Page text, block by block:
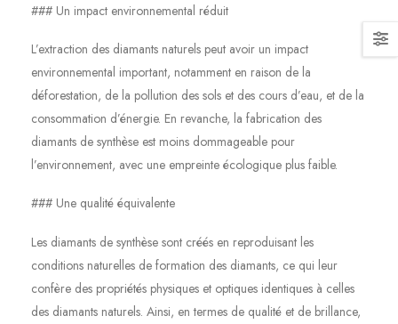
### Un impact environnemental réduit
L’extraction des diamants naturels peut avoir un impact
environnemental important, notamment en raison de la
déforestation, de la pollution des sols et des cours d’eau, et de la
consommation d’énergie. En revanche, la fabrication des
diamants de synthèse est moins dommageable pour
l’environnement, avec une empreinte écologique plus faible.
### Une qualité équivalente
Les diamants de synthèse sont créés en reproduisant les
conditions naturelles de formation des diamants, ce qui leur
confère des propriétés physiques et optiques identiques à celles
des diamants naturels. Ainsi, en termes de qualité et de brillance,